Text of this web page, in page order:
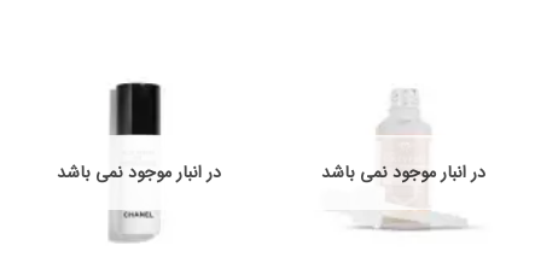
در انبار موجود نمی باشد در انبار موجود نمی باشد